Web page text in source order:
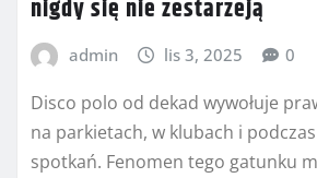
nigdy się nie zestarzeją
admin lis 3, 2025 0
Disco polo od dekad wywołuje
na parkietach, w klubach i
spotkań. Fenomen tego gatunku